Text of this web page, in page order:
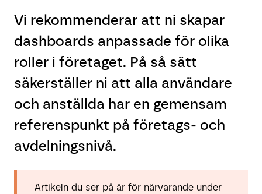
Vi rekommenderar att ni skapar
dashboards anpassade för olika
roller i företaget. På så sätt
säkerställer ni att alla användare
och anställda har en gemensam
referenspunkt på företags- och
avdelningsnivå.
Artikeln du ser på är för närvarande under